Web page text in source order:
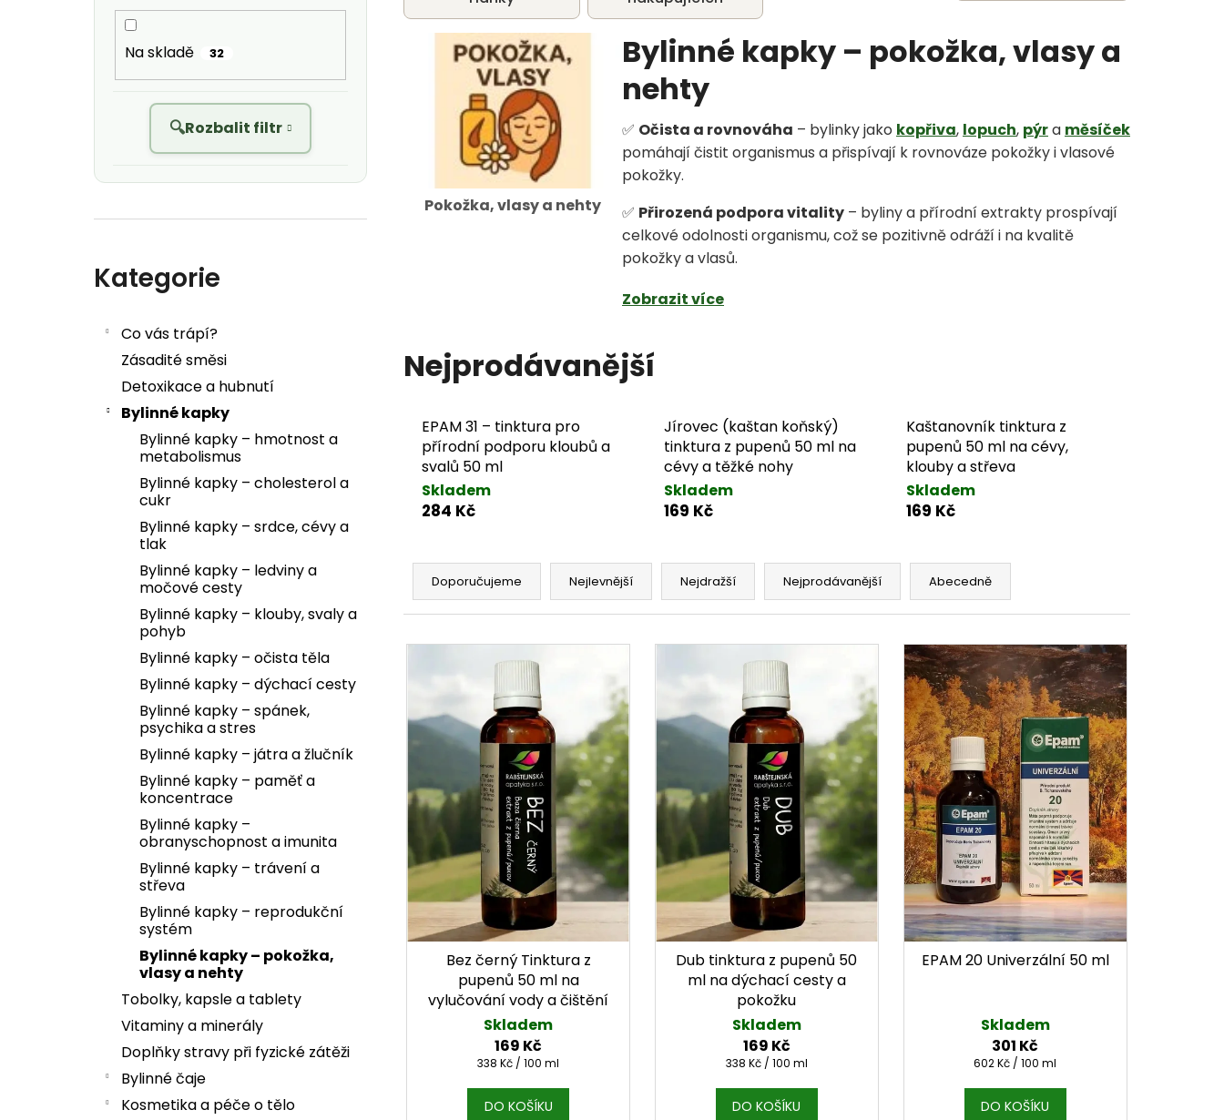
Na skladě 32
Rozbalit filtr
Kategorie
Co vás trápí?
Zásadité směsi
Detoxikace a hubnutí
Bylinné kapky
Bylinné kapky – hmotnost a
metabolismus
Bylinné kapky – cholesterol a
cukr
Bylinné kapky – srdce, cévy a
tlak
Bylinné kapky – ledviny a
močové cesty
Bylinné kapky – klouby, svaly a
pohyb
Bylinné kapky – očista těla
Bylinné kapky – dýchací cesty
Bylinné kapky – spánek,
psychika a stres
Bylinné kapky – játra a žlučník
Bylinné kapky – paměť a
koncentrace
Bylinné kapky –
obranyschopnost a imunita
Bylinné kapky – trávení a
střeva
Bylinné kapky – reprodukční
systém
Bylinné kapky – pokožka,
vlasy a nehty
Tobolky, kapsle a tablety
Vitaminy a minerály
Doplňky stravy při fyzické zátěži
Bylinné čaje
Kosmetika a péče o tělo
Pokožka, vlasy a nehty
Bylinné kapky – pokožka, vlasy a
nehty
✅ Očista a rovnováha – bylinky jako kopřiva, lopuch, pýra měsíček
pomáhají čistit organismus a přispívají k rovnováze pokožky i vlasové
pokožky.
✅ Přirozená podpora vitality – byliny a přírodní extrakty prospívají
celkové odolnosti organismu, což se pozitivně odráží i na kvalitě
pokožky a vlasů.
Zobrazit více
Nejprodávanější
EPAM 31 – tinktura pro
přírodní podporu kloubů a
svalů 50 ml
Skladem
284 Kč
Jírovec (kaštan koňský)
tinktura z pupenů 50 ml na
cévy a těžké nohy
Skladem
169 Kč
Kaštanovník tinktura z
pupenů 50 ml na cévy,
klouby a střeva
Skladem
169 Kč
Řazení produktů
Doporučujeme Nejlevnější Nejdražší Nejprodávanější Abecedně
Výpis produktů
Bez černý Tinktura z
pupenů 50 ml na
vylučování vody a čištění
Skladem
169 Kč
Měrná cena:
338 Kč / 100 ml
DO KOŠÍKU
Dub tinktura z pupenů 50
ml na dýchací cesty a
pokožku
Skladem
169 Kč
Měrná cena:
338 Kč / 100 ml
DO KOŠÍKU
EPAM 20 Univerzální 50 ml
Skladem
301 Kč
Měrná cena:
602 Kč / 100 ml
DO KOŠÍKU